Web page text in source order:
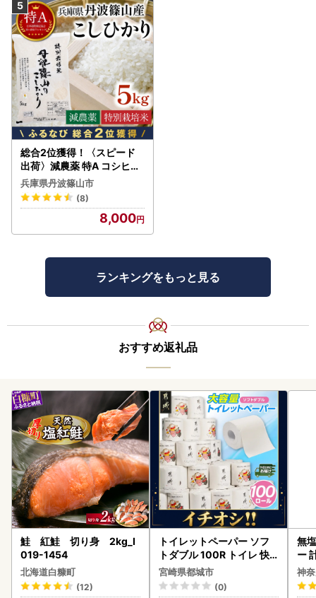
総合2位獲得！〈スピード
出荷〉減農薬 特A コシヒカ
リ 5kg 丹波篠山産 特別栽培
米 こしひかり
兵庫県丹波篠山市
(8)
8,000
ランキングをもっと見る
おすすめ返礼品
鮭 紅鮭 切り身 2kg_I
019-1454
北海道白糠町
(12)
トイレットペーパー ソフ
トダブル 100R トイレ 快
速〔12-I5-TP100-R〕
宮崎県都城市
(0)
無
ー
】
神